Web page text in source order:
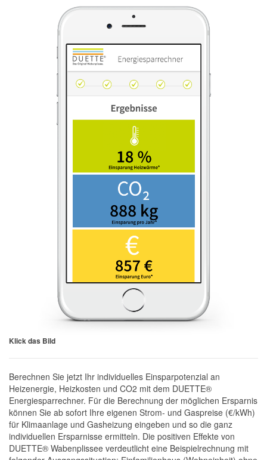
Klick das Bild
Berechnen Sie jetzt Ihr individuelles Einsparpotenzial an
Heizenergie, Heizkosten und CO2 mit dem DUETTE®
Energiesparrechner. Für die Berechnung der möglichen Ersparnis
können Sie ab sofort Ihre eigenen Strom- und Gaspreise (€/kWh)
für Klimaanlage und Gasheizung eingeben und so die ganz
individuellen Ersparnisse ermitteln. Die positiven Effekte von
DUETTE® Wabenplissee verdeutlicht eine Beispielrechnung mit